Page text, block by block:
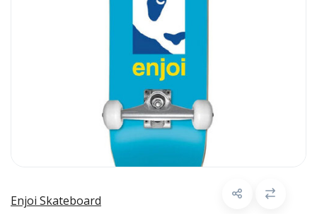
Enjoi Skateboard